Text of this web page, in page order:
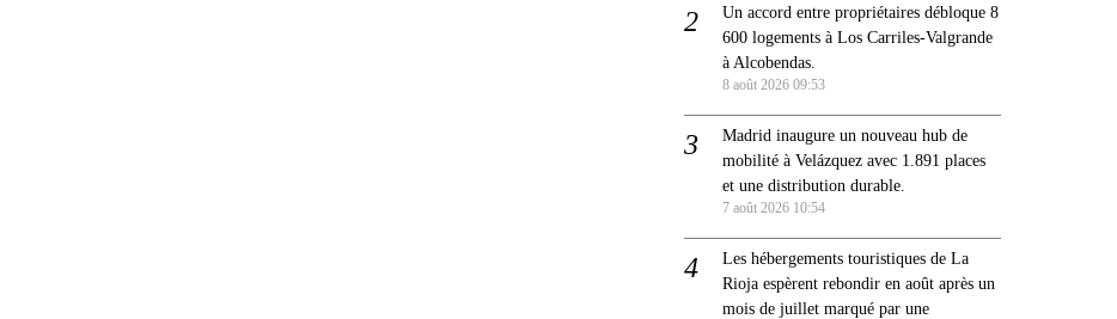
Un accord entre propriétaires débloque 8
600 logements à Los Carriles-Valgrande
à Alcobendas.
8 août 2026 09:53
Madrid inaugure un nouveau hub de
mobilité à Velázquez avec 1.891 places
et une distribution durable.
7 août 2026 10:54
Les hébergements touristiques de La
Rioja espèrent rebondir en août après un
mois de juillet marqué par une